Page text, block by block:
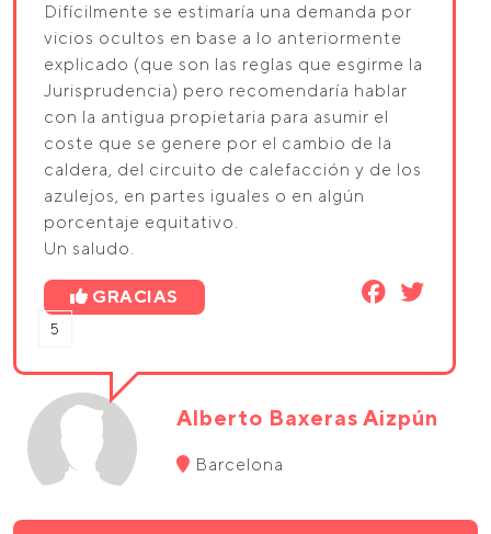
Difícilmente se estimaría una demanda por
vicios ocultos en base a lo anteriormente
explicado (que son las reglas que esgirme la
Jurisprudencia) pero recomendaría hablar
con la antigua propietaria para asumir el
coste que se genere por el cambio de la
caldera, del circuito de calefacción y de los
azulejos, en partes iguales o en algún
porcentaje equitativo.
Un saludo.
GRACIAS
5
Alberto Baxeras Aizpún
Barcelona